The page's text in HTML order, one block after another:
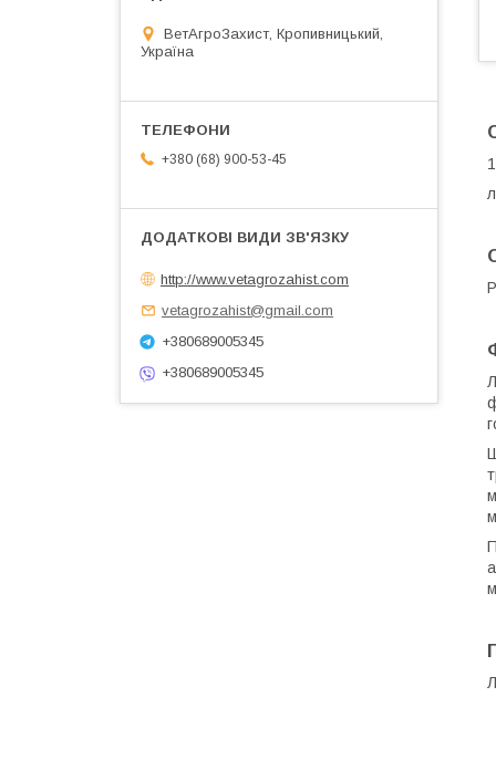
ВетАгроЗахист, Кропивницький,
Україна
+380 (68) 900-53-45
http://www.vetagrozahist.com
vetagrozahist@gmail.com
+380689005345
+380689005345